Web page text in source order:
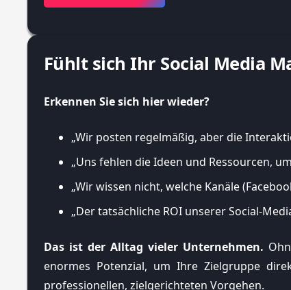
Fühlt sich Ihr Social Media
Erkennen Sie sich hier wieder?
„Wir posten regelmäßig, aber die
„Uns fehlen die Ideen und Ressourcen,
„Wir wissen nicht, welche Kanäle
„Der tatsächliche ROI unserer Social-
Das ist der Alltag vieler Unternehmen.
enormes Potenzial, um Ihre Zielgruppe
professionellen, zielgerichteten Vorgehen.